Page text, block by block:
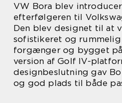
VW Bora blev
efterfølgeren til
Den blev designet til at
sofistikeret og rummelig
forgænger og bygget
version af Golf IV-
designbeslutning gav
og god plads til både